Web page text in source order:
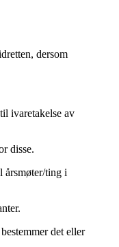
dersom
ivaretakelse av
disse.
årsmøter/ting i
det eller